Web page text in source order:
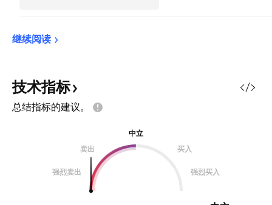
继续阅读
技术指标
总结指标的建议。
中立
卖出
买入
强烈卖出 强烈买入